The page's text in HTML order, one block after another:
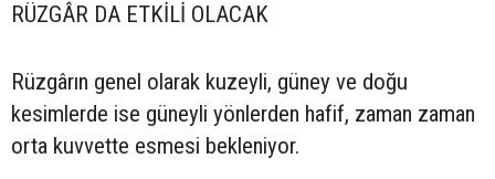
RÜZGÂR DA ETKİLİ OLACAK
Rüzgârın genel olarak kuzeyli, güney ve doğu
kesimlerde ise güneyli yönlerden hafif, zaman zaman
orta kuvvette esmesi bekleniyor.